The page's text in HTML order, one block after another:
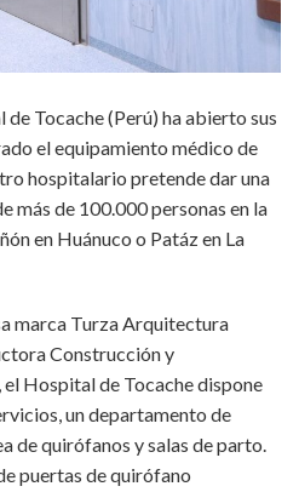
Tocache (Perú) ha abierto sus
el equipamiento médico de
hospitalario pretende dar una
más de 100.000 personas en la
en Huánuco o Patáz en La
marca Turza Arquitectura
Construcción y
Hospital de Tocache dispone
un departamento de
de quirófanos y salas de parto.
puertas de quirófano